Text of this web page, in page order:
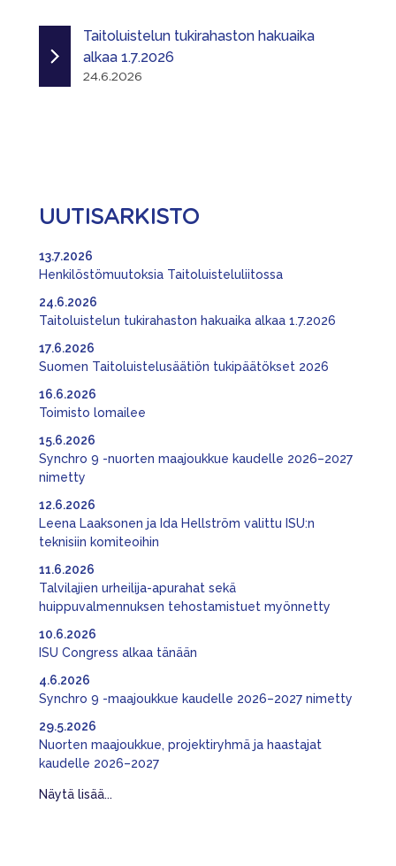
Taitoluistelun tukirahaston hakuaika
alkaa 1.7.2026
24.6.2026
UUTISARKISTO
Henkilöstömuutoksia Taitoluisteluliitossa
13.7.2026
Taitoluistelun tukirahaston hakuaika alkaa 1.7.2026
24.6.2026
Suomen Taitoluistelusäätiön tukipäätökset 2026
17.6.2026
Toimisto lomailee
16.6.2026
Synchro 9 -nuorten maajoukkue kaudelle 2026–2027
nimetty
15.6.2026
Leena Laaksonen ja Ida Hellström valittu ISU:n
teknisiin komiteoihin
12.6.2026
Talvilajien urheilija-apurahat sekä
huippuvalmennuksen tehostamistuet myönnetty
11.6.2026
ISU Congress alkaa tänään
10.6.2026
Synchro 9 -maajoukkue kaudelle 2026–2027 nimetty
4.6.2026
Nuorten maajoukkue, projektiryhmä ja haastajat
kaudelle 2026–2027
29.5.2026
Näytä lisää...